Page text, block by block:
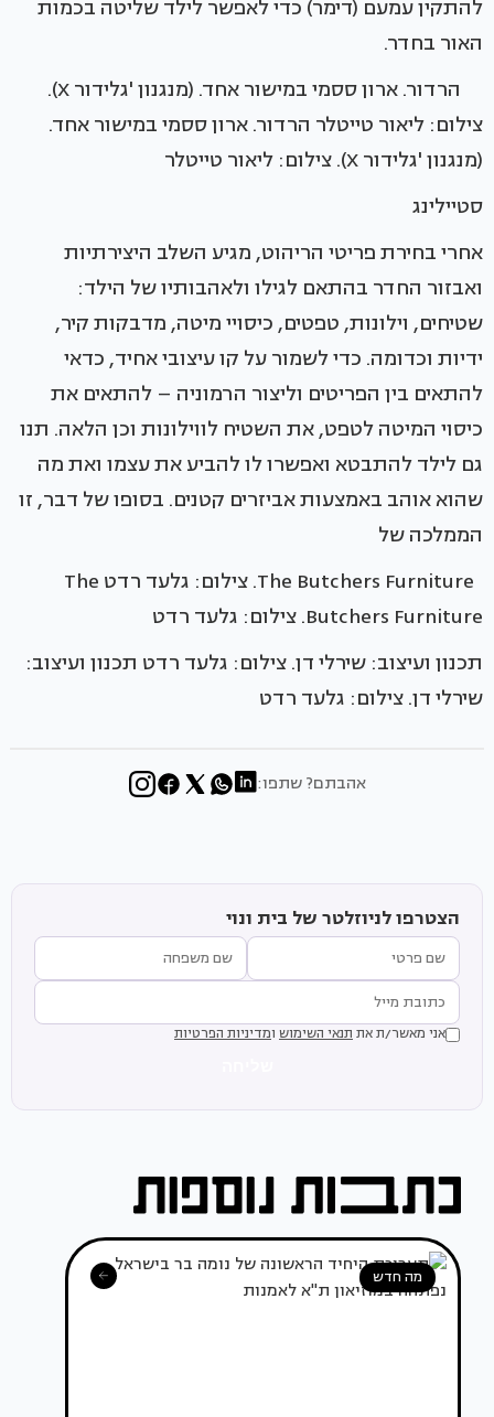
להתקין עמעם (דימר) כדי לאפשר לילד שליטה בכמות
האור בחדר.
הרדור. ארון ססמי במישור אחד. (מנגנון 'גלידור X).
צילום: ליאור טייטלר הרדור. ארון ססמי במישור אחד.
(מנגנון 'גלידור X). צילום: ליאור טייטלר
סטיילינג
אחרי בחירת פריטי הריהוט, מגיע השלב היצירתיות
ואבזור החדר בהתאם לגילו ולאהבותיו של הילד:
שטיחים, וילונות, טפטים, כיסויי מיטה, מדבקות קיר,
ידיות וכדומה. כדי לשמור על קו עיצובי אחיד, כדאי
להתאים בין הפריטים וליצור הרמוניה – להתאים את
כיסוי המיטה לטפט, את השטיח לווילונות וכן הלאה. תנו
גם לילד להתבטא ואפשרו לו להביע את עצמו ואת מה
שהוא אוהב באמצעות אביזרים קטנים. בסופו של דבר, זו
הממלכה של
The Butchers Furniture. צילום: גלעד רדט The
Butchers Furniture. צילום: גלעד רדט
תכנון ועיצוב: שירלי דן. צילום: גלעד רדט תכנון ועיצוב:
שירלי דן. צילום: גלעד רדט
אהבתם? שתפו:
הצטרפו לניוזלטר של בית ונוי
אני מאשר/ת את תנאי השימוש ומדיניות הפרטיות
מה חדש